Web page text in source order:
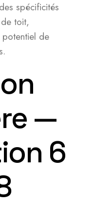
spécificités
toit,
de
—
6